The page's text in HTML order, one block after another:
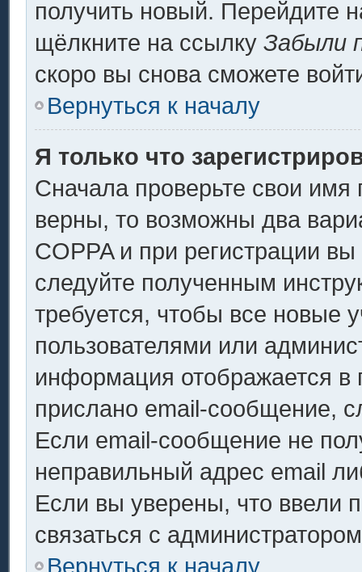
получить новый. Перейдите
щёлкните на ссылку Забыли
скоро вы снова сможете
Вернуться к началу
Я только что
Сначала проверьте свои имя
верны, то возможны два
COPPA и при регистрации
следуйте полученным
требуется, чтобы все новые
пользователями или
информация отображается
прислано email-сообщение,
Если email-сообщение не
неправильный адрес email
Если вы уверены, что ввели
связаться с
Вернуться к началу